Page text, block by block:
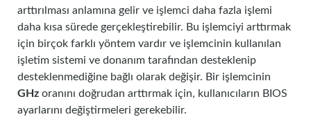
arttırılması anlamına gelir ve işlemci daha fazla işlemi
daha kısa sürede gerçekleştirebilir. Bu işlemciyi arttırmak
için birçok farklı yöntem vardır ve işlemcinin kullanılan
işletim sistemi ve donanım tarafından desteklenip
desteklenmediğine bağlı olarak değişir. Bir işlemcinin
GHz oranını doğrudan arttırmak için, kullanıcıların BIOS
ayarlarını değiştirmeleri gerekebilir.